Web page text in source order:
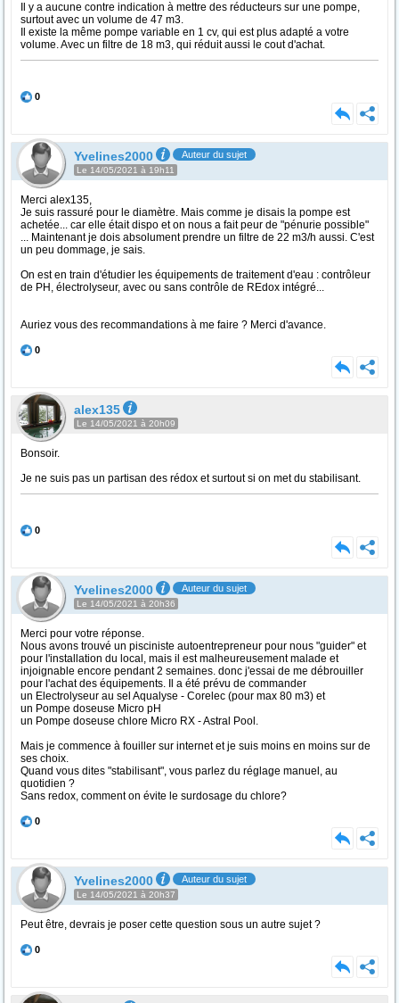
Il y a aucune contre indication à mettre des réducteurs sur une pompe,
surtout avec un volume de 47 m3.
Il existe la même pompe variable en 1 cv, qui est plus adapté a votre
volume. Avec un filtre de 18 m3, qui réduit aussi le cout d'achat.
0
Yvelines2000 Auteur du sujet
Le 14/05/2021 à 19h11
Merci alex135,
Je suis rassuré pour le diamètre. Mais comme je disais la pompe est
achetée... car elle était dispo et on nous a fait peur de "pénurie possible"
... Maintenant je dois absolument prendre un filtre de 22 m3/h aussi. C'est
un peu dommage, je sais.
On est en train d'étudier les équipements de traitement d'eau : contrôleur
de PH, électrolyseur, avec ou sans contrôle de REdox intégré...
Auriez vous des recommandations à me faire ? Merci d'avance.
0
alex135
Le 14/05/2021 à 20h09
Bonsoir.
Je ne suis pas un partisan des rédox et surtout si on met du stabilisant.
0
Yvelines2000 Auteur du sujet
Le 14/05/2021 à 20h36
Merci pour votre réponse.
Nous avons trouvé un pisciniste autoentrepreneur pour nous "guider" et
pour l'installation du local, mais il est malheureusement malade et
injoignable encore pendant 2 semaines. donc j'essai de me débrouiller
pour l'achat des équipements. Il a été prévu de commander
un Electrolyseur au sel Aqualyse - Corelec (pour max 80 m3) et
un Pompe doseuse Micro pH
un Pompe doseuse chlore Micro RX - Astral Pool.
Mais je commence à fouiller sur internet et je suis moins en moins sur de
ses choix.
Quand vous dites "stabilisant", vous parlez du réglage manuel, au
quotidien ?
Sans redox, comment on évite le surdosage du chlore?
0
Yvelines2000 Auteur du sujet
Le 14/05/2021 à 20h37
Peut être, devrais je poser cette question sous un autre sujet ?
0